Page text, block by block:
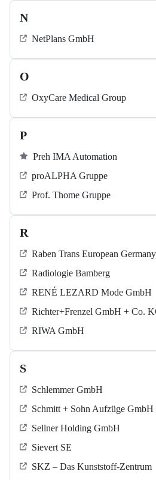
N
NetPlans GmbH
O
OxyCare Medical Group
P
Preh IMA Automation
proALPHA Gruppe
Prof. Thome Gruppe
R
Raben Trans European
Radiologie Bamberg
RENÉ LEZARD Mode GmbH
Richter+Frenzel GmbH + Co.
RIWA GmbH
S
Schlemmer GmbH
Schmitt + Sohn Aufzüge
Sellner Holding GmbH
Sievert SE
SKZ – Das Kunststoff-Zentrum